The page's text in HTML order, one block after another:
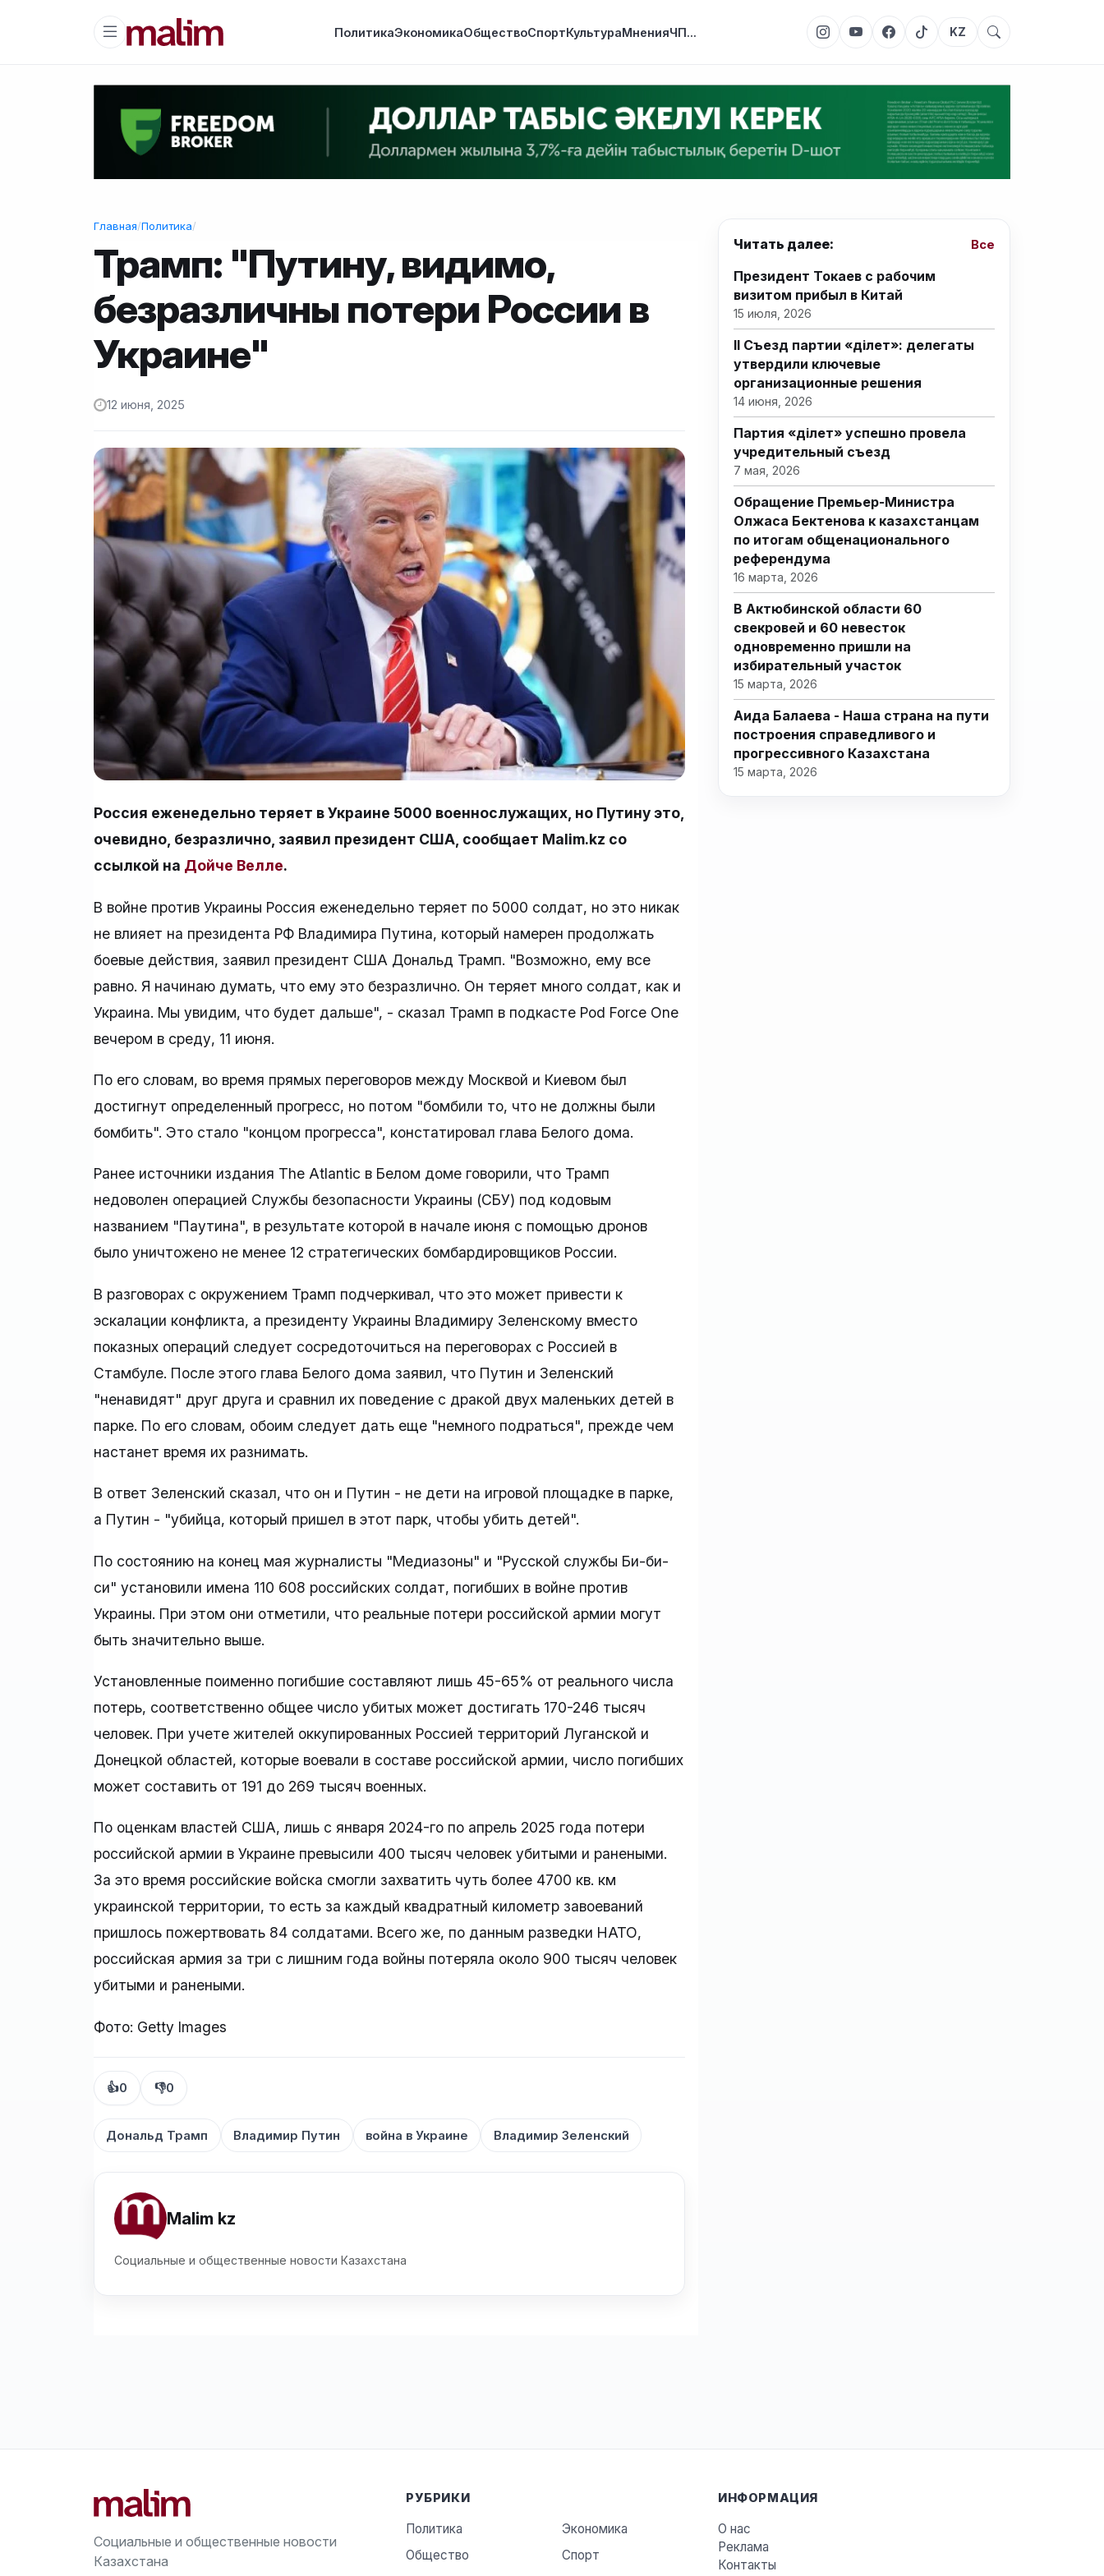
ПолитикаЭкономикаОбществоСпортКультураМненияЧП... KZ
Главная/Политика/
Трамп: "Путину, видимо,
безразличны потери России в
Украине"
12 июня, 2025
Россия еженедельно теряет в Украине 5000 военнослужащих, но Путину это,
очевидно, безразлично, заявил президент США, сообщает Malim.kz со
ссылкой на Дойче Велле.
В войне против Украины Россия еженедельно теряет по 5000 солдат, но это никак
не влияет на президента РФ Владимира Путина, который намерен продолжать
боевые действия, заявил президент США Дональд Трамп. "Возможно, ему все
равно. Я начинаю думать, что ему это безразлично. Он теряет много солдат, как и
Украина. Мы увидим, что будет дальше", - сказал Трамп в подкасте Pod Force One
вечером в среду, 11 июня.
По его словам, во время прямых переговоров между Москвой и Киевом был
достигнут определенный прогресс, но потом "бомбили то, что не должны были
бомбить". Это стало "концом прогресса", констатировал глава Белого дома.
Ранее источники издания The Atlantic в Белом доме говорили, что Трамп
недоволен операцией Службы безопасности Украины (СБУ) под кодовым
названием "Паутина", в результате которой в начале июня с помощью дронов
было уничтожено не менее 12 стратегических бомбардировщиков России.
В разговорах с окружением Трамп подчеркивал, что это может привести к
эскалации конфликта, а президенту Украины Владимиру Зеленскому вместо
показных операций следует сосредоточиться на переговорах с Россией в
Стамбуле. После этого глава Белого дома заявил, что Путин и Зеленский
"ненавидят" друг друга и сравнил их поведение с дракой двух маленьких детей в
парке. По его словам, обоим следует дать еще "немного подраться", прежде чем
настанет время их разнимать.
В ответ Зеленский сказал, что он и Путин - не дети на игровой площадке в парке,
а Путин - "убийца, который пришел в этот парк, чтобы убить детей".
По состоянию на конец мая журналисты "Медиазоны" и "Русской службы Би-би-
си" установили имена 110 608 российских солдат, погибших в войне против
Украины. При этом они отметили, что реальные потери российской армии могут
быть значительно выше.
Установленные поименно погибшие составляют лишь 45-65% от реального числа
потерь, соответственно общее число убитых может достигать 170-246 тысяч
человек. При учете жителей оккупированных Россией территорий Луганской и
Донецкой областей, которые воевали в составе российской армии, число погибших
может составить от 191 до 269 тысяч военных.
По оценкам властей США, лишь с января 2024-го по апрель 2025 года потери
российской армии в Украине превысили 400 тысяч человек убитыми и ранеными.
За это время российские войска смогли захватить чуть более 4700 кв. км
украинской территории, то есть за каждый квадратный километр завоеваний
пришлось пожертвовать 84 солдатами. Всего же, по данным разведки НАТО,
российская армия за три с лишним года войны потеряла около 900 тысяч человек
убитыми и ранеными.
Фото: Getty Images
👍0 👎0
Дональд Трамп Владимир Путин война в Украине Владимир Зеленский
Malim kz
Социальные и общественные новости Казахстана
Читать далее: Все
Президент Токаев с рабочим
визитом прибыл в Китай
15 июля, 2026
II Съезд партии «Әділет»: делегаты
утвердили ключевые
организационные решения
14 июня, 2026
Партия «Әділет» успешно провела
учредительный съезд
7 мая, 2026
Обращение Премьер-Министра
Олжаса Бектенова к казахстанцам
по итогам общенационального
референдума
16 марта, 2026
В Актюбинской области 60
свекровей и 60 невесток
одновременно пришли на
избирательный участок
15 марта, 2026
Аида Балаева - Наша страна на пути
построения справедливого и
прогрессивного Казахстана
15 марта, 2026
Социальные и общественные новости
Казахстана
РУБРИКИ
Политика
Экономика
Общество
Спорт
ИНФОРМАЦИЯ
О нас
Реклама
Контакты